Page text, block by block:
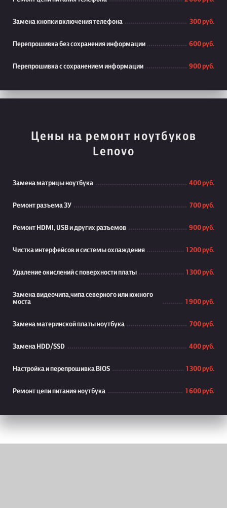
Замена кнопки включения телефона 300 руб.
Перепрошивка без сохранения информации 600 руб.
Перепрошивка с сохранением информации 900 руб.
Цены на ремонт ноутбуков
Lenovo
Замена матрицы ноутбука 400 руб.
Ремонт разъема ЗУ 700 руб.
Ремонт HDMI, USB и других разъемов 900 руб.
Чистка интерфейсов и системы охлаждения 1 200 руб.
Удаление окислений с поверхности платы 1 300 руб.
Замена видеочипа,чипа северного или южного
моста
1 900 руб.
Замена материнской платы ноутбука 700 руб.
Замена HDD/SSD 400 руб.
Настройка и перепрошивка BIOS 1 300 руб.
Ремонт цепи питания ноутбука 1 600 руб.